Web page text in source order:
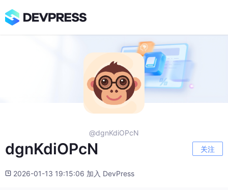
@dgnKdiOPcN
dgnKdiOPcN 关注
2026-01-13 19:15:06 加入 DevPress